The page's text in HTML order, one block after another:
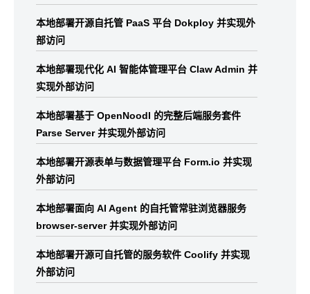
本地部署开源自托管 PaaS 平台 Dokploy 并实现外
部访问
本地部署现代化 AI 智能体管理平台 Claw Admin 并
实现外部访问
本地部署基于 OpenNoodl 的完整后端服务套件
Parse Server 并实现外部访问
本地部署开源表单与数据管理平台 Form.io 并实现
外部访问
本地部署面向 AI Agent 的自托管常驻浏览器服务
browser-server 并实现外部访问
本地部署开源可自托管的服务软件 Coolify 并实现
外部访问